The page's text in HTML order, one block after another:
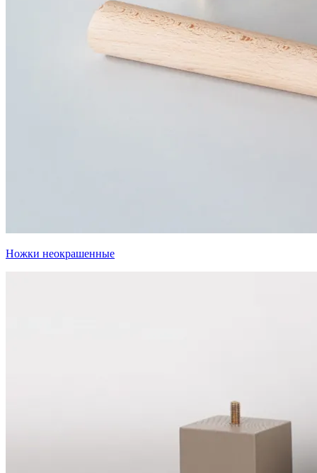
Ножки неокрашенные